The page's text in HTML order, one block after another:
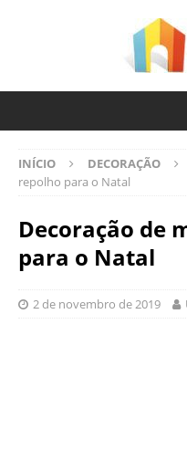
INÍCIO DECORAÇÃO
repolho para o Natal
Decoração de
para o Natal
2 de novembro de 2019